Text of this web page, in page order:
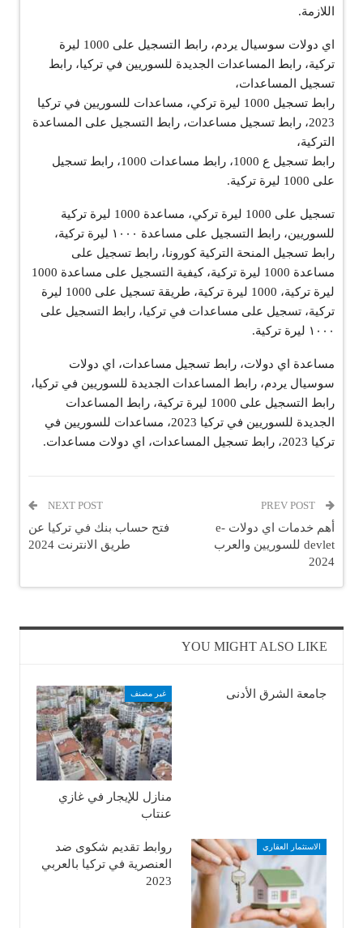
اللازمة.
اي دولات سوسيال يردم، رابط التسجيل على 1000 ليرة
تركية، رابط المساعدات الجديدة للسوريين في تركيا، رابط
تسجيل المساعدات،
رابط تسجيل 1000 ليرة تركي، مساعدات للسوريين في تركيا
2023، رابط تسجيل مساعدات، رابط التسجيل على المساعدة
التركية،
رابط تسجيل ع 1000، رابط مساعدات 1000، رابط تسجيل
على 1000 ليرة تركية.
تسجيل على 1000 ليرة تركي، مساعدة 1000 ليرة تركية
للسوريين، رابط التسجيل على مساعدة ١٠٠٠ ليرة تركية،
رابط تسجيل المنحة التركية كورونا، رابط تسجيل على
مساعدة 1000 ليرة تركية، كيفية التسجيل على مساعدة 1000
ليرة تركية، 1000 ليرة تركية، طريقة تسجيل على 1000 ليرة
تركية، تسجيل على مساعدات في تركيا، رابط التسجيل على
١٠٠٠ ليرة تركية.
مساعدة اي دولات، رابط تسجيل مساعدات، اي دولات
سوسيال يردم، رابط المساعدات الجديدة للسوريين في تركيا،
رابط التسجيل على 1000 ليرة تركية، رابط المساعدات
الجديدة للسوريين في تركيا 2023، مساعدات للسوريين في
تركيا 2023، رابط تسجيل المساعدات، اي دولات مساعدات.
أهم خدمات اي دولات e-
devlet للسوريين والعرب
2024
NEXT POST
فتح حساب بنك في تركيا عن
طريق الانترنت 2024
YOU MIGHT ALSO LIKE
جامعة الشرق الأدنى غير مصنف
منازل للإيجار في غازي
عنتاب
الاستثمار العقاري
روابط تقديم شكوى ضد
العنصرية في تركيا بالعربي
2023